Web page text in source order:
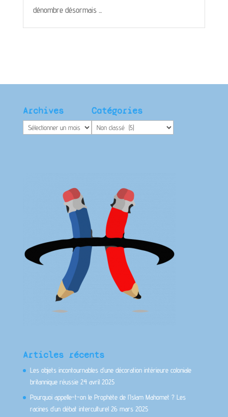
dénombre désormais ...
Archives
Archives
Catégories
Catégories
Articles récents
Les objets incontournables d’une décoration intérieure coloniale
britannique réussie 24 avril 2025
Pourquoi appelle-t-on le Prophète de l’Islam Mahomet ? Les
racines d’un débat interculturel 26 mars 2025